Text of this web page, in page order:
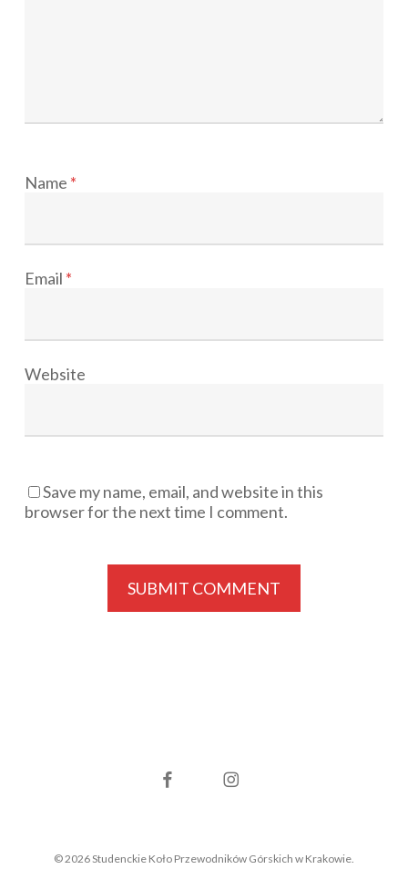
Name *
Email *
Website
Save my name, email, and website in this
browser for the next time I comment.
© 2026 Studenckie Koło Przewodników Górskich w Krakowie.